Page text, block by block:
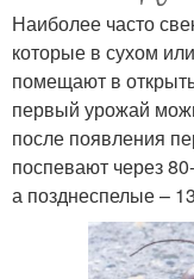
Наиболее часто
которые в сухом
помещают в
первый урожай
после появления
поспевают через
а позднеспелые –